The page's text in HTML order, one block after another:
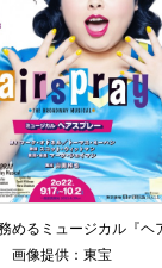
めるミュージカル『ヘ
画像提供：東宝